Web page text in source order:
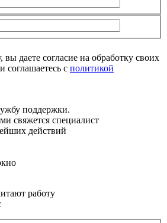
даете согласие на обработку своих
соглашаетесь с политикой
поддержки.
свяжется специалист
действий
работу